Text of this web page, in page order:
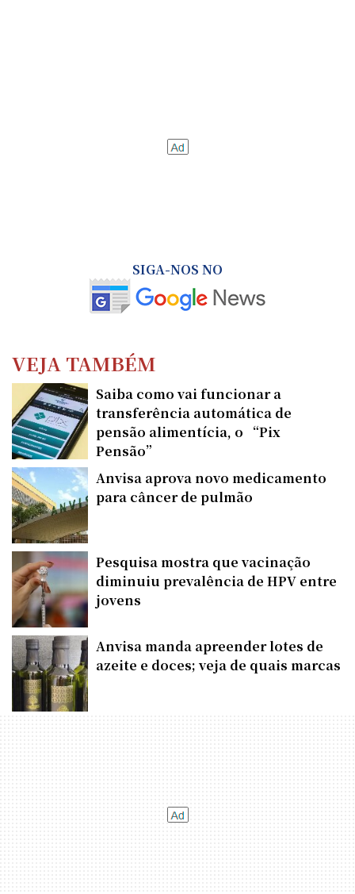
SIGA-NOS NO
VEJA TAMBÉM
Saiba como vai funcionar a
transferência automática de
pensão alimentícia, o “Pix
Pensão”
Anvisa aprova novo medicamento
para câncer de pulmão
Pesquisa mostra que vacinação
diminuiu prevalência de HPV entre
jovens
Anvisa manda apreender lotes de
azeite e doces; veja de quais marcas